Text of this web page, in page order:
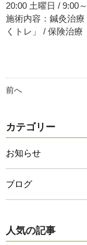
20:00 土曜日 / 9:00
施術内容：鍼灸治
くトレ」 / 保険治療
前へ
カテゴリー
お知らせ
ブログ
人気の記事